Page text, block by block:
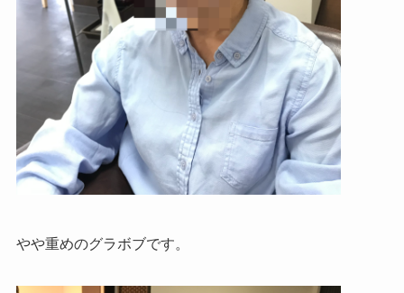
やや重めのグラボブです。